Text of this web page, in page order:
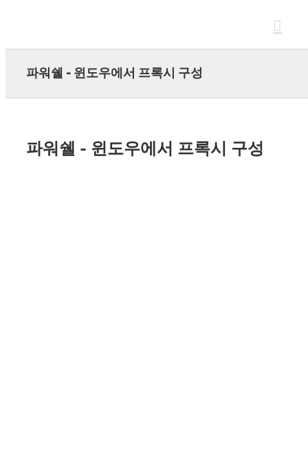
파워쉘 - 윈도우에서 프록시 구성
파워쉘 - 윈도우에서 프록시 구성